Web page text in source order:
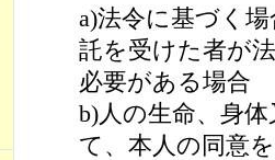
a)法令に基づく
託を受けた者が
必要がある場合
b)人の生命、身
て、本人の同意